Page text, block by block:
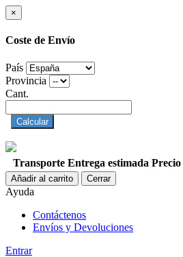
×
Coste de Envío
País
Provincia
Cant.
Calcular
Transporte Entrega estimada Precio
Añadir al carrito Cerrar
Ayuda
Contáctenos
Envíos y Devoluciones
Entrar